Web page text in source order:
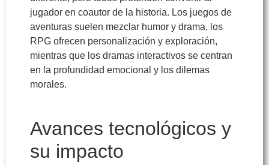
jugador en coautor de la historia. Los juegos de
aventuras suelen mezclar humor y drama, los
RPG ofrecen personalización y exploración,
mientras que los dramas interactivos se centran
en la profundidad emocional y los dilemas
morales.
Avances tecnológicos y
su impacto